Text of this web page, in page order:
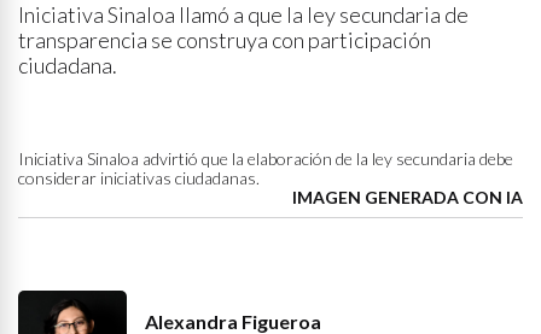
Iniciativa Sinaloa llamó a que la ley secundaria de
transparencia se construya con participación
ciudadana.
Iniciativa Sinaloa advirtió que la elaboración de la ley secundaria debe
considerar iniciativas ciudadanas.
IMAGEN GENERADA CON IA
Alexandra Figueroa